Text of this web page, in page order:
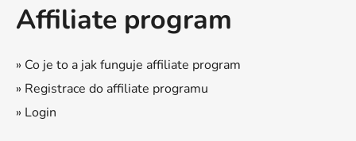
Affiliate program
» Co je to a jak funguje affiliate program
» Registrace do affiliate programu
» Login